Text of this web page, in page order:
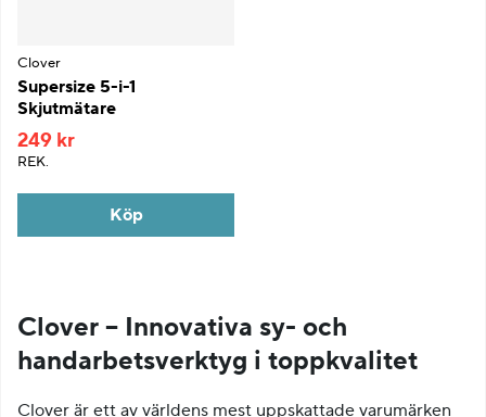
Clover
Supersize 5-i-1
Skjutmätare
249 kr
REK.
Köp
Clover – Innovativa sy- och
handarbetsverktyg i toppkvalitet
Clover är ett av världens mest uppskattade varumärken